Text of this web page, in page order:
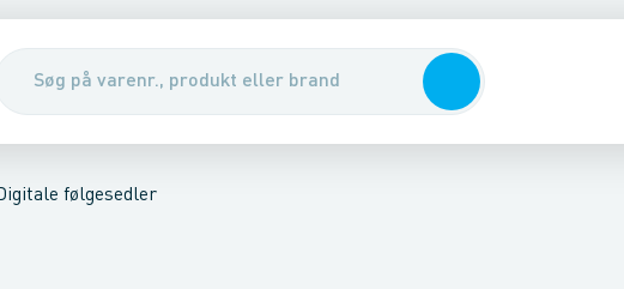
BD er din løsningspartner
følgesedler
Materieludlejning